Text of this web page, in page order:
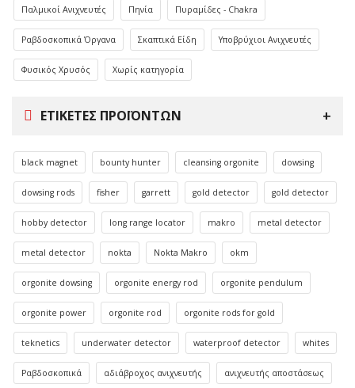
Παλμικοί Ανιχνευτές Πηνία Πυραμίδες - Chakra
Ραβδοσκοπικά Όργανα Σκαπτικά Είδη Υποβρύχιοι Ανιχνευτές
Φυσικός Χρυσός Χωρίς κατηγορία
ΕΤΙΚΈΤΕΣ ΠΡΟΪΌΝΤΩΝ
black magnet bounty hunter cleansing orgonite dowsing
dowsing rods fisher garrett gold detector gold detector
hobby detector long range locator makro metal detector
metal detector nokta Nokta Makro okm
orgonite dowsing orgonite energy rod orgonite pendulum
orgonite power orgonite rod orgonite rods for gold
teknetics underwater detector waterproof detector whites
Ραβδοσκοπικά αδιάβροχος ανιχνευτής ανιχνευτής αποστάσεως